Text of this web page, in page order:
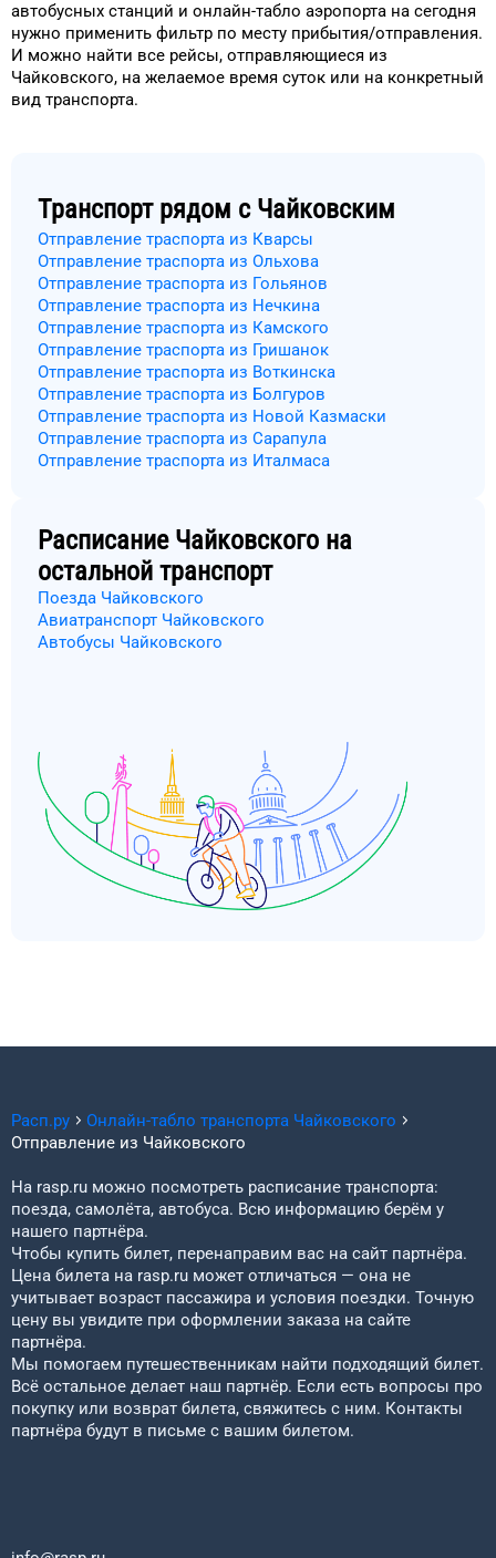
автобусных станций и онлайн-табло аэропорта на сегодня
нужно применить фильтр по месту прибытия/отправления.
И можно найти все рейсы, отправляющиеся из
Чайковского, на желаемое время суток или на конкретный
вид транспорта.
Транспорт рядом с Чайковским
Отправление траспорта из Кварсы
Отправление траспорта из Ольхова
Отправление траспорта из Гольянов
Отправление траспорта из Нечкина
Отправление траспорта из Камского
Отправление траспорта из Гришанок
Отправление траспорта из Воткинска
Отправление траспорта из Болгуров
Отправление траспорта из Новой Казмаски
Отправление траспорта из Сарапула
Отправление траспорта из Италмаса
Расписание Чайковского на
остальной транспорт
Поезда Чайковского
Авиатранспорт Чайковского
Автобусы Чайковского
Расп.ру Онлайн-табло транспорта Чайковского
Отправление из Чайковского
На rasp.ru можно посмотреть расписание транспорта:
поезда, самолёта, автобуса. Всю информацию берём у
нашего партнёра.
Чтобы купить билет, перенаправим вас на сайт партнёра.
Цена билета на rasp.ru может отличаться — она не
учитывает возраст пассажира и условия поездки. Точную
цену вы увидите при оформлении заказа на сайте
партнёра.
Мы помогаем путешественникам найти подходящий билет.
Всё остальное делает наш партнёр. Если есть вопросы про
покупку или возврат билета, свяжитесь с ним. Контакты
партнёра будут в письме с вашим билетом.